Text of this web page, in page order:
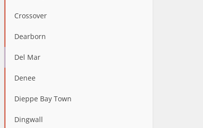
Crossover
Dearborn
Del Mar
Denee
Dieppe Bay Town
Dingwall